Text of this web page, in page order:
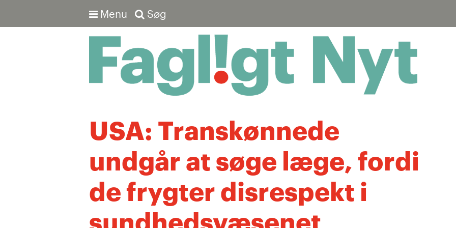
Menu Søg
Avanceret søgning
USA: Transkønnede
undgår at søge læge, fordi
de frygter disrespekt i
sundhedsvæsenet